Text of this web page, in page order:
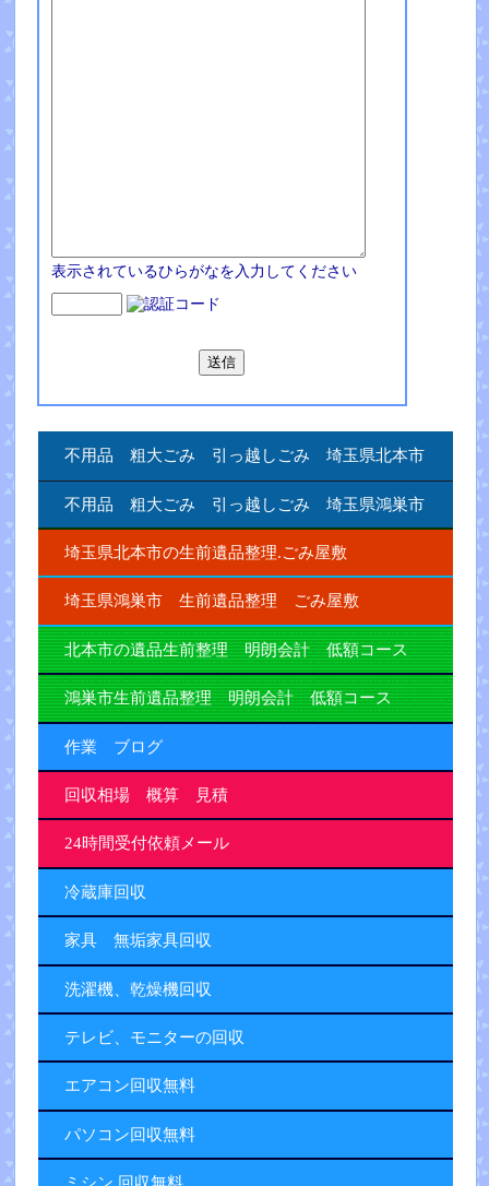
表示されているひらがなを入力してください
不用品 粗大ごみ 引っ越しごみ 埼玉県北本市
不用品 粗大ごみ 引っ越しごみ 埼玉県鴻巣市
埼玉県北本市の生前遺品整理.ごみ屋敷
埼玉県鴻巣市 生前遺品整理 ごみ屋敷
北本市の遺品生前整理 明朗会計 低額コース
鴻巣市生前遺品整理 明朗会計 低額コース
作業 ブログ
回収相場 概算 見積
24時間受付依頼メール
冷蔵庫回収
家具 無垢家具回収
洗濯機、乾燥機回収
テレビ、モニターの回収
エアコン回収無料
パソコン回収無料